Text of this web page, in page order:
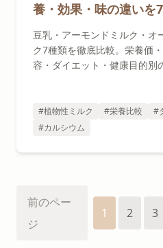
養・効果・味の違いを
豆乳・アーモンドミルク・オ
ク7種類を徹底比較。栄養価
容・ダイエット・健康目的別
#植物性ミルク
#栄養比較 #
#カルシウム
前のペー
ジ
1 2 3